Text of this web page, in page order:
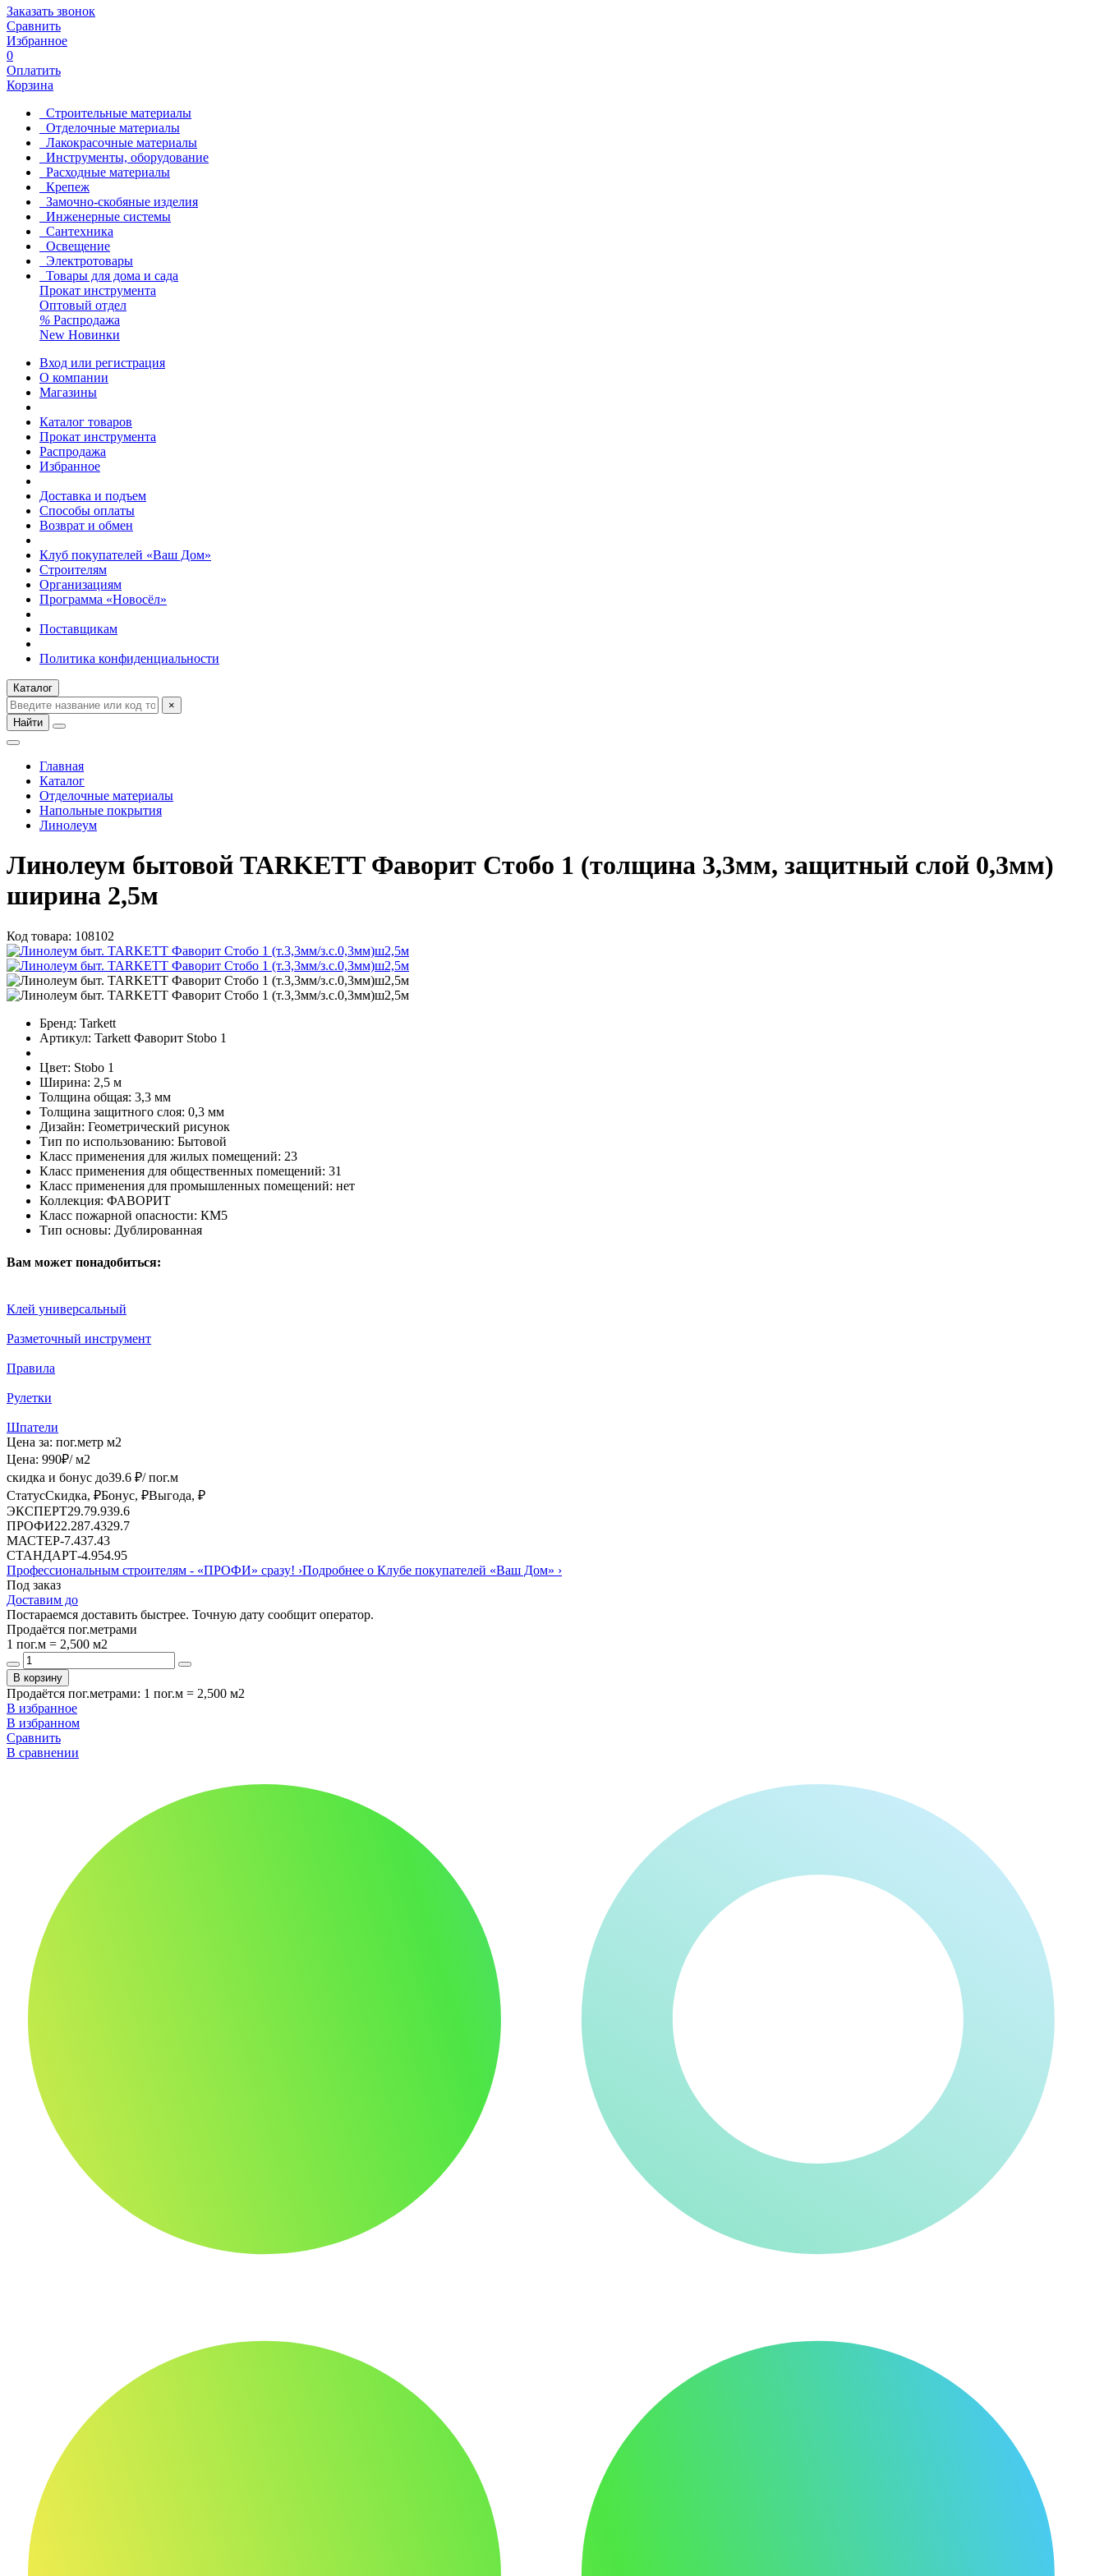
Заказать звонок
Сравнить
Избранное
0
Оплатить
Корзина
Строительные материалы
Отделочные материалы
Лакокрасочные материалы
Инструменты, оборудование
Расходные материалы
Крепеж
Замочно-скобяные изделия
Инженерные системы
Сантехника
Освещение
Электротовары
Товары для дома и сада
Прокат инструмента
Оптовый отдел
% Распродажа
New Новинки
Вход или регистрация
О компании
Магазины
Каталог товаров
Прокат инструмента
Распродажа
Избранное
Доставка и подъем
Способы оплаты
Возврат и обмен
Клуб покупателей «Ваш Дом»
Строителям
Организациям
Программа «Новосёл»
Поставщикам
Политика конфиденциальности
Каталог
×
Найти
Главная
Каталог
Отделочные материалы
Напольные покрытия
Линолеум
Линолеум бытовой TARKETT Фаворит Стобо 1 (толщина 3,3мм, защитный слой 0,3мм)
ширина 2,5м
Код товара: 108102
Бренд: Tarkett
Артикул: Tarkett Фаворит Stobo 1
Цвет: Stobo 1
Ширина: 2,5 м
Толщина общая: 3,3 мм
Толщина защитного слоя: 0,3 мм
Дизайн: Геометрический рисунок
Тип по использованию: Бытовой
Класс применения для жилых помещений: 23
Класс применения для общественных помещений: 31
Класс применения для промышленных помещений: нет
Коллекция: ФАВОРИТ
Класс пожарной опасности: КМ5
Тип основы: Дублированная
Вам может понадобиться:
Клей универсальный
Разметочный инструмент
Правила
Рулетки
Шпатели
Цена за: пог.метр м2
Цена: 990₽/ м2
скидка и бонус до39.6 ₽/ пог.м
СтатусСкидка, ₽Бонус, ₽Выгода, ₽
ЭКСПЕРТ29.79.939.6
ПРОФИ22.287.4329.7
МАСТЕР-7.437.43
СТАНДАРТ-4.954.95
Профессиональным строителям - «ПРОФИ» сразу! ›Подробнее о Клубе покупателей «Ваш Дом» ›
Под заказ
Доставим до
Постараемся доставить быстрее. Точную дату сообщит оператор.
Продаётся пог.метрами
1 пог.м = 2,500 м2
В корзину
Продаётся пог.метрами: 1 пог.м = 2,500 м2
В избранное
В избранном
Сравнить
В сравнении